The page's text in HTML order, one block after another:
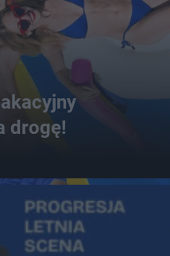
drogę!